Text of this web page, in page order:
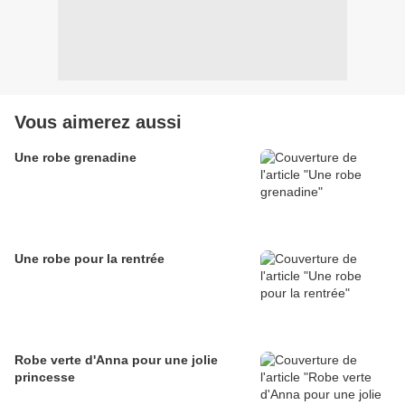
Vous aimerez aussi
Une robe grenadine
Une robe pour la rentrée
Robe verte d'Anna pour une jolie
princesse